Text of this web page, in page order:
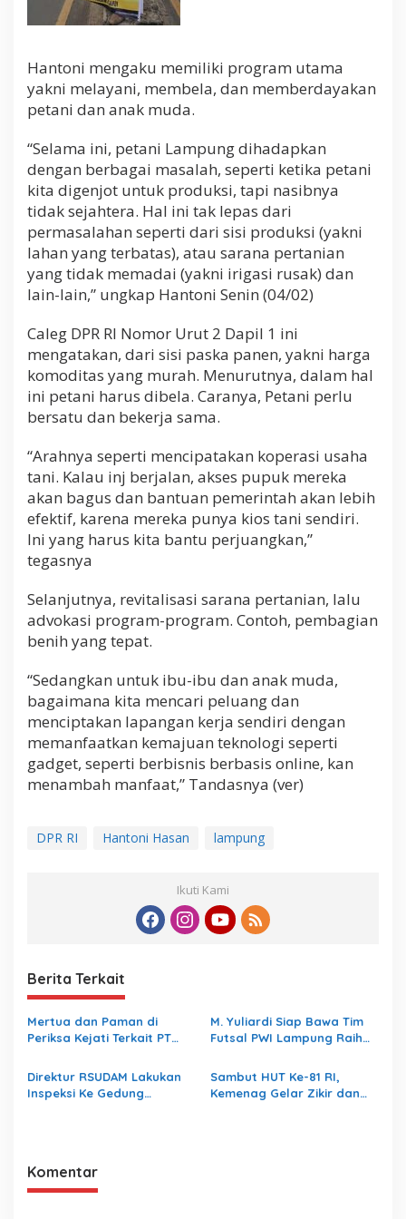
Hantoni mengaku memiliki program utama
yakni melayani, membela, dan memberdayakan
petani dan anak muda.
“Selama ini, petani Lampung dihadapkan
dengan berbagai masalah, seperti ketika petani
kita digenjot untuk produksi, tapi nasibnya
tidak sejahtera. Hal ini tak lepas dari
permasalahan seperti dari sisi produksi (yakni
lahan yang terbatas), atau sarana pertanian
yang tidak memadai (yakni irigasi rusak) dan
lain-lain,” ungkap Hantoni Senin (04/02)
Caleg DPR RI Nomor Urut 2 Dapil 1 ini
mengatakan, dari sisi paska panen, yakni harga
komoditas yang murah. Menurutnya, dalam hal
ini petani harus dibela. Caranya, Petani perlu
bersatu dan bekerja sama.
“Arahnya seperti mencipatakan koperasi usaha
tani. Kalau inj berjalan, akses pupuk mereka
akan bagus dan bantuan pemerintah akan lebih
efektif, karena mereka punya kios tani sendiri.
Ini yang harus kita bantu perjuangkan,”
tegasnya
Selanjutnya, revitalisasi sarana pertanian, lalu
advokasi program-program. Contoh, pembagian
benih yang tepat.
“Sedangkan untuk ibu-ibu dan anak muda,
bagaimana kita mencari peluang dan
menciptakan lapangan kerja sendiri dengan
memanfaatkan kemajuan teknologi seperti
gadget, seperti berbisnis berbasis online, kan
menambah manfaat,” Tandasnya (ver)
DPR RI Hantoni Hasan lampung
Ikuti Kami
Berita Terkait
Mertua dan Paman di
Periksa Kejati Terkait PT
Hibahkan 35M ke Kejati
Lampung
M. Yuliardi Siap Bawa Tim
Futsal PWI Lampung Raih
Porwanas 2027
Direktur RSUDAM Lakukan
Inspeksi Ke Gedung
Sambut HUT Ke-81 RI,
Kemenag Gelar Zikir dan
Komentar